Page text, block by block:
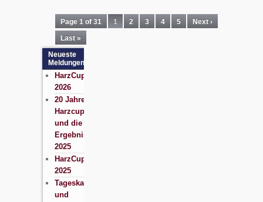
Page 1 of 31 1 2 3 4 5 Next ›
Last »
Neueste
Meldungen
HarzCup
2026
20 Jahre
Harzcup
und die
Ergebnisse
2025
HarzCup
2025
Tageskarten
und